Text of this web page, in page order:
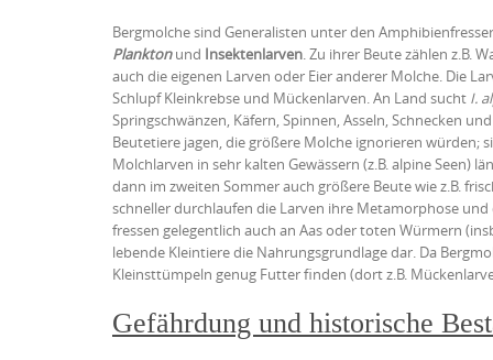
Bergmolche sind Generalisten unter den
Planktonund Insektenlarven. Zu ihrer Beute zählen z.B.
auch die eigenen Larven oder Eier anderer Molche. Die
Schlupf Kleinkrebse und Mückenlarven. An Land sucht I.
Springschwänzen, Käfern, Spinnen, Asseln, Schnecken
Beutetiere jagen, die größere Molche ignorieren würden;
Molchlarven in sehr kalten Gewässern (z.B. alpine Seen)
dann im zweiten Sommer auch größere Beute wie z.B.
schneller durchlaufen die Larven ihre Metamorphose
fressen gelegentlich auch an Aas oder toten Würmern
lebende Kleintiere die Nahrungsgrundlage dar. Da
Kleinsttümpeln genug Futter finden (dort z.B.
Gefährdung und historische